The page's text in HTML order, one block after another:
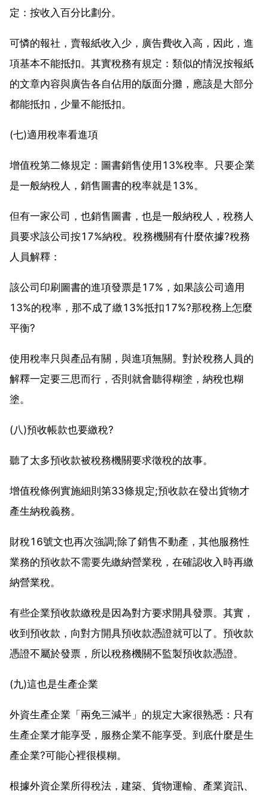
定：按收入百分比劃分。
可憐的報社，賣報紙收入少，廣告費收入高，因此，進
項基本不能抵扣。其實稅務有規定：類似的情況按報紙
的文章內容與廣告各自佔用的版面分攤，應該是大部分
都能抵扣，少量不能抵扣。
(七)適用稅率看進項
增值稅第二條規定：圖書銷售使用13%稅率。只要企業
是一般納稅人，銷售圖書的稅率就是13%。
但有一家公司，也銷售圖書，也是一般納稅人，稅務人
員要求該公司按17%納稅。稅務機關有什麼依據?稅務
人員解釋：
該公司印刷圖書的進項發票是17%，如果該公司適用
13%的稅率，那不成了繳13%抵扣17%?那稅務上怎麼
平衡?
使用稅率只與產品有關，與進項無關。對於稅務人員的
解釋一定要三思而行，否則就會聽得糊塗，納稅也糊
塗。
(八)預收帳款也要繳稅?
聽了太多預收款被稅務機關要求徵稅的故事。
增值稅條例實施細則第33條規定;預收款在發出貨物才
產生納稅義務。
財稅16號文也再次強調;除了銷售不動產，其他服務性
業務的預收款不需要先繳納營業稅，在確認收入時再繳
納營業稅。
有些企業預收款繳稅是因為對方要求開具發票。其實，
收到預收款，向對方開具預收款憑證就可以了。預收款
憑證不屬於發票，所以稅務機關不監製預收款憑證。
(九)這也是生產企業
外資生產企業「兩免三減半」的規定大家很熟悉：只有
生產企業才能享受，服務企業不能享受。到底什麼是生
產企業?可能心裡很模糊。
根據外資企業所得稅法，建築、貨物運輸、產業資訊、